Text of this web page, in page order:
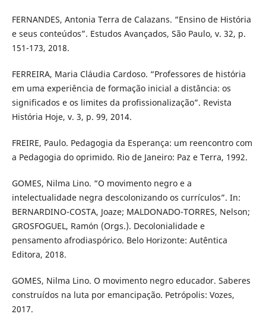
FERNANDES, Antonia Terra de Calazans. “Ensino de História
e seus conteúdos”. Estudos Avançados, São Paulo, v. 32, p.
151-173, 2018.
FERREIRA, Maria Cláudia Cardoso. “Professores de história
em uma experiência de formação inicial a distância: os
significados e os limites da profissionalização”. Revista
História Hoje, v. 3, p. 99, 2014.
FREIRE, Paulo. Pedagogia da Esperança: um reencontro com
a Pedagogia do oprimido. Rio de Janeiro: Paz e Terra, 1992.
GOMES, Nilma Lino. “O movimento negro e a
intelectualidade negra descolonizando os currículos”. In:
BERNARDINO-COSTA, Joaze; MALDONADO-TORRES, Nelson;
GROSFOGUEL, Ramón (Orgs.). Decolonialidade e
pensamento afrodiaspórico. Belo Horizonte: Autêntica
Editora, 2018.
GOMES, Nilma Lino. O movimento negro educador. Saberes
construídos na luta por emancipação. Petrópolis: Vozes,
2017.